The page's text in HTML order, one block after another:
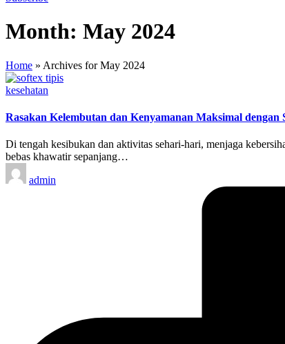
Month: May 2024
Home » Archives for May 2024
Posted
kesehatan
Rasakan Kelembutan dan Kenyamanan Maksimal dengan
Di tengah kesibukan dan aktivitas sehari-hari, menjaga
bebas khawatir sepanjang…
Posted
by
admin